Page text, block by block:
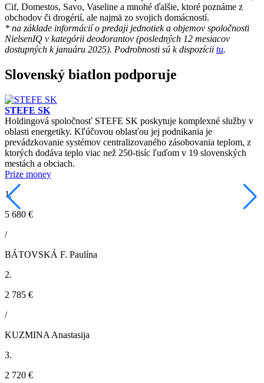
Cif, Domestos, Savo, Vaseline a mnohé ďalšie, ktoré poznáme z
obchodov či drogérií, ale najmä zo svojich domácností.
* na základe informácií o predaji jednotiek a objemov spoločnosti
NielsenIQ v kategórii deodorantov (posledných 12 mesiacov
dostupných k januáru 2025). Podrobnosti sú k dispozícii tu.
Slovenský biatlon podporuje
STEFE SK
Holdingová spoločnosť STEFE SK poskytuje komplexné služby v
oblasti energetiky. Kľúčovou oblasťou jej podnikania je
prevádzkovanie systémov centralizovaného zásobovania teplom, z
ktorých dodáva teplo viac než 250-tisíc ľuďom v 19 slovenských
mestách a obciach.
Prize money
1.
5 680 €
/
BÁTOVSKÁ F. Paulína
2.
2 785 €
/
KUZMINA Anastasija
3.
2 720 €